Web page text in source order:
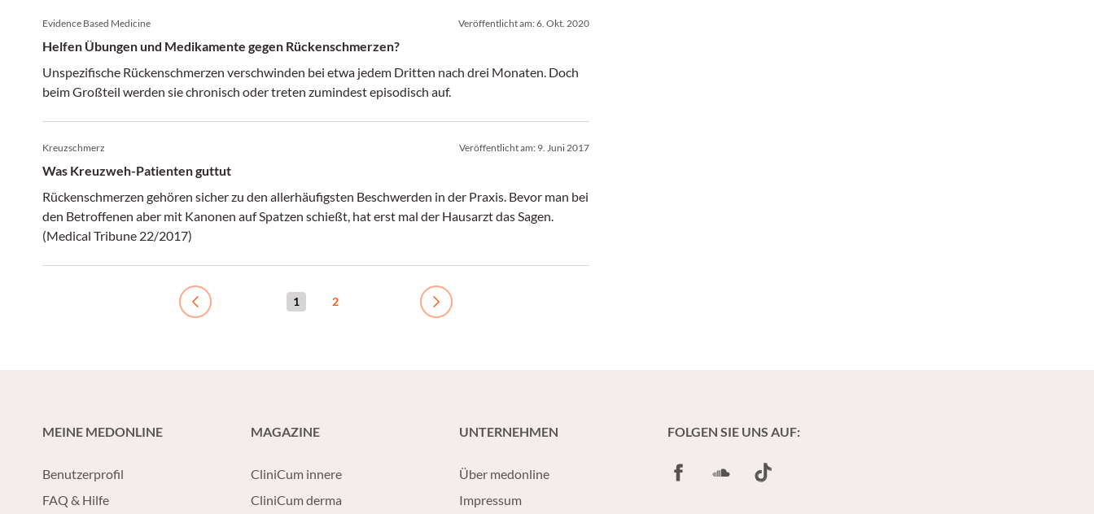
Evidence Based Medicine Veröffentlicht am:6. Okt. 2020
Helfen Übungen und Medikamente gegen Rückenschmerzen?
Unspezifische Rückenschmerzen verschwinden bei etwa jedem Dritten nach drei Monaten. Doch
beim Großteil werden sie chronisch oder treten zumindest episodisch auf.
Kreuzschmerz Veröffentlicht am: 9. Juni 2017
Was Kreuzweh-Patienten guttut
Rückenschmerzen gehören sicher zu den allerhäufigsten Beschwerden in der Praxis. Bevor man bei
den Betroffenen aber mit Kanonen auf Spatzen schießt, hat erst mal der Hausarzt das Sagen.
(Medical Tribune 22/2017)
Previous 1 2 Next
MEINE MEDONLINE
Benutzerprofil
FAQ & Hilfe
MAGAZINE
CliniCum innere
CliniCum derma
UNTERNEHMEN
Über medonline
Impressum
FOLGEN SIE UNS AUF:
FacebookSoundCloud
TikTok